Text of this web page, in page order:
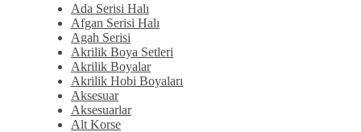
Ada Serisi Halı
Afgan Serisi Halı
Agah Serisi
Akrilik Boya Setleri
Akrilik Boyalar
Akrilik Hobi Boyaları
Aksesuar
Aksesuarlar
Alt Korse